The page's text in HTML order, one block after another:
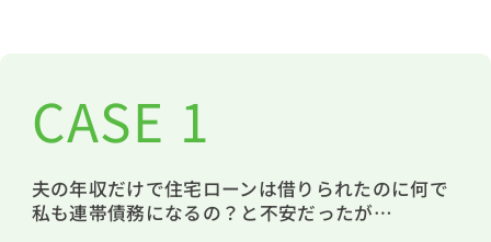
来店予約
お問い合わせ
CASE 1
夫の年収だけで住宅ローンは借りられたのに何で
私も連帯債務になるの？と不安だったが…